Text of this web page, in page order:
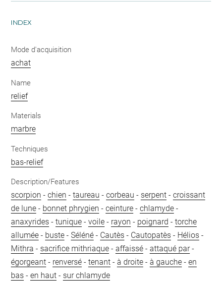
INDEX
Mode d'acquisition
achat
Name
relief
Materials
marbre
Techniques
bas-relief
Description/Features
scorpion -chien -taureau -corbeau - serpent -croissant
de lune - bonnet phrygien -ceinture -chlamyde -
anaxyrides -tunique -voile - rayon - poignard -torche
allumée - buste -Séléné - Cautès - Cautopatès - Hélios -
Mithra - sacrifice mithriaque -affaissé -attaqué par-
égorgeant - renversé -tenant -à droite -à gauche -en
bas -en haut - sur chlamyde